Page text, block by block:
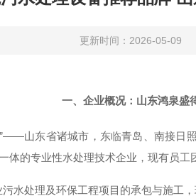
更新时间：2026-05-09
一、企业概况：山东鸿泉盛
山东省诸城市，东临青岛、南接日
的专业性水处理技术企业，现有员工
水处理及环保工程项目的承包与施